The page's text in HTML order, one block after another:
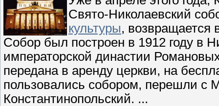
Свято-Николаевский
культуры, возвращается
Собор был построен в 1912 году в
императорской династии
передана в аренду церкви, на
пользовались собором, перешли с
Константинопольский. ...